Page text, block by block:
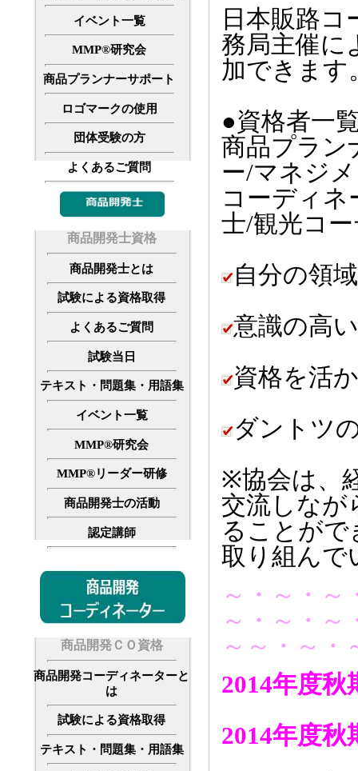
イベント一覧
MMP®研究会
商品プランナーサポート
ロゴマークの使用
団体受験の方
よくあるご質問
商品開発士資格
商品開発士とは
試験による資格取得
よくあるご質問
試験当日
テキスト・問題集・用語集
イベント一覧
MMP®研究会
MMP®リーダー研修
商品開発士の活動
認定講師
商品開発ＣＯ資格
商品開発コーディネーターと
は
試験による資格取得
テキスト・問題集・用語集
日本販路
務局主催に
加できます
●資格者一
商品プラン
ー/マネジ
コーディ
士/観光コ
自分の領
意識の高
資格を活
ダントツ
※協会は、
交流しなが
ることがで
取り組ん
～・～・～
～・～・～
～～・～・
2014年度
2014年度